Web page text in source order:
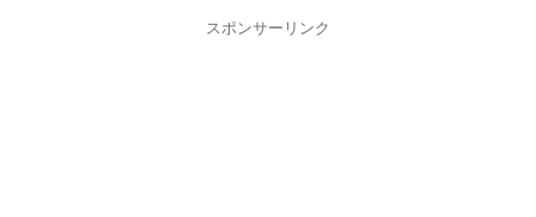
スポンサーリンク